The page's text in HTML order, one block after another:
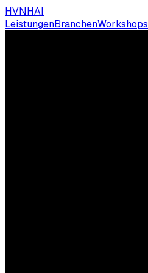
HVNHAI
LeistungenBranchenWorkshops